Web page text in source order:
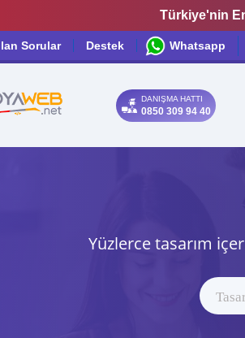
Türkiye'nin
Sorular Destek Whatsapp
DANIŞMA HATTI
0850 309 94 40
Yüzlerce tasarım